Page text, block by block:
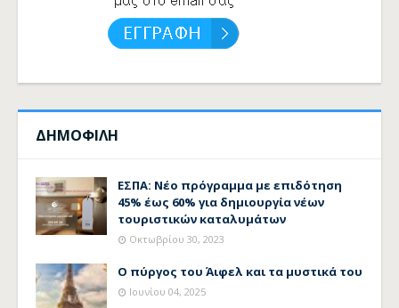
ΔΗΜΟΦΙΛΗ
ΕΣΠΑ: Νέο πρόγραμμα με επιδότηση
45% έως 60% για δημιουργία νέων
τουριστικών καταλυμάτων
Οκτωβρίου 30, 2023
Ο πύργος του Άιφελ και τα μυστικά του
Ιουνίου 04, 2025